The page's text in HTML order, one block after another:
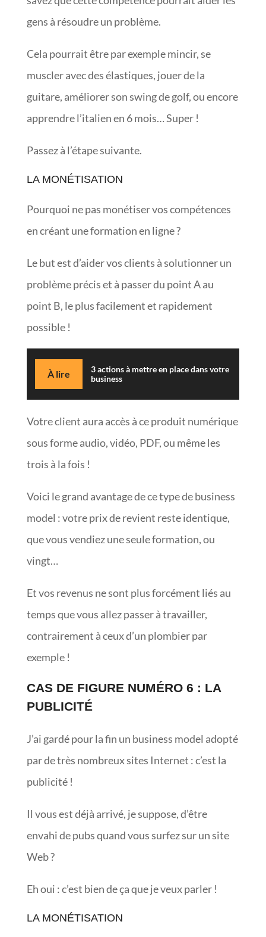
gens à résoudre un problème.
Cela pourrait être par exemple mincir, se
muscler avec des élastiques, jouer de la
guitare, améliorer son swing de golf, ou encore
apprendre l’italien en 6 mois… Super !
Passez à l’étape suivante.
LA MONÉTISATION
Pourquoi ne pas monétiser vos compétences
en créant une formation en ligne ?
Le but est d’aider vos clients à solutionner un
problème précis et à passer du point A au
point B, le plus facilement et rapidement
possible !
À lire
3 actions à mettre en place dans votre
business
Votre client aura accès à ce produit numérique
sous forme audio, vidéo, PDF, ou même les
trois à la fois !
Voici le grand avantage de ce type de business
model : votre prix de revient reste identique,
que vous vendiez une seule formation, ou
vingt…
Et vos revenus ne sont plus forcément liés au
temps que vous allez passer à travailler,
contrairement à ceux d’un plombier par
exemple !
CAS DE FIGURE NUMÉRO 6 : LA
PUBLICITÉ
J’ai gardé pour la fin un business model adopté
par de très nombreux sites Internet : c’est la
publicité !
Il vous est déjà arrivé, je suppose, d’être
envahi de pubs quand vous surfez sur un site
Web ?
Eh oui : c’est bien de ça que je veux parler !
LA MONÉTISATION